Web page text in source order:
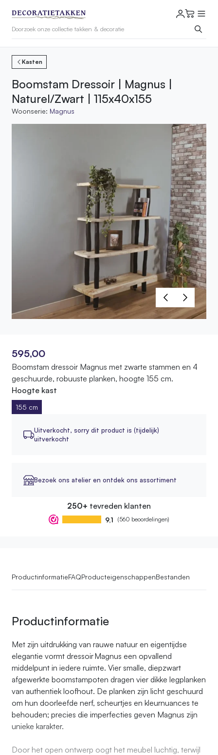
Kasten
Boomstam Dressoir | Magnus |
Naturel/Zwart | 115x40x155
Woonserie: Magnus
595,00
Boomstam dressoir Magnus met zwarte stammen en 4
geschuurde, robuuste planken, hoogte 155 cm.
Hoogte kast
155 cm
Uitverkocht, sorry dit product is (tijdelijk)
uitverkocht
Bezoek ons atelier en ontdek ons assortiment
250+ tevreden klanten
9,1 (560 beoordelingen)
ProductinformatieFAQProducteigenschappenBestanden
Productinformatie
Met zijn uitdrukking van rauwe natuur en eigentijdse
elegantie vormt dressoir Magnus een opvallend
middelpunt in iedere ruimte. Vier smalle, diepzwart
afgewerkte boomstam­poten dragen vier dikke legplanken
van authentiek loofhout. De planken zijn licht geschuurd
om hun doorleefde nerf, scheurtjes en kleur­nuances te
behouden; precies die imperfecties geven Magnus zijn
unieke karakter.
Door het open ontwerp oogt het meubel luchtig, terwijl